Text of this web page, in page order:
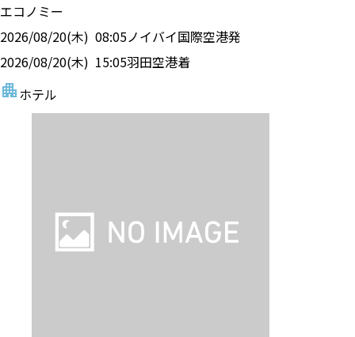
エコノミー
2026/08/20(木) 08:05ノイバイ国際空港発
2026/08/20(木) 15:05羽田空港着
ホテル